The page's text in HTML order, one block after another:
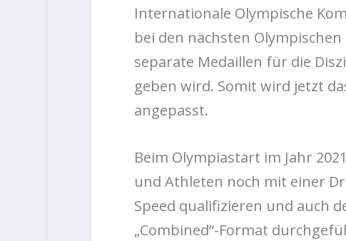
Internationale Olympische
bei den nächsten Olympischen
separate Medaillen für die
geben wird. Somit wird jetzt
angepasst.
Beim Olympiastart im Jahr
und Athleten noch mit einer
Speed qualifizieren und auch
„Combined“-Format